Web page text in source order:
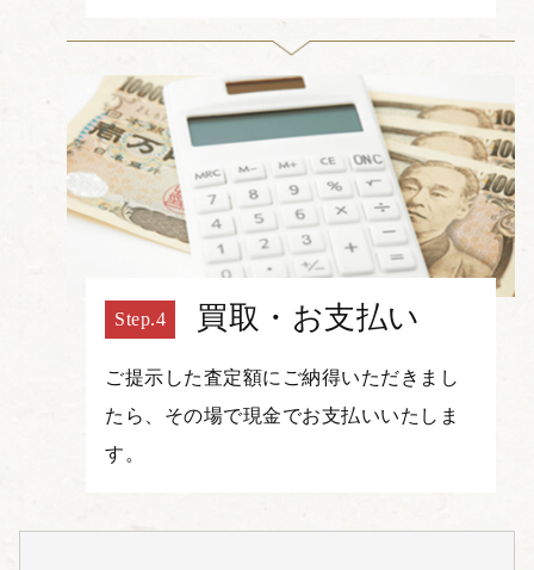
買取・お支払い
ご提示した査定額にご納得いただきまし
たら、その場で現金でお支払いいたしま
す。